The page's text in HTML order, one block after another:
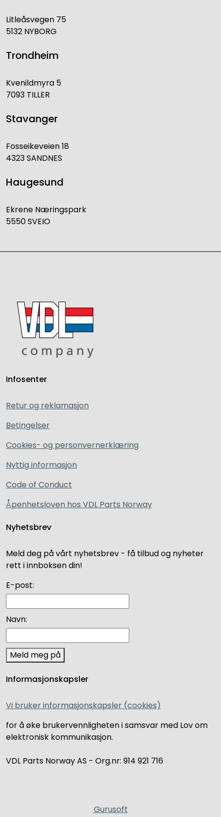
Litleåsvegen 75
5132 NYBORG
Trondheim
Kvenildmyra 5
7093 TILLER
Stavanger
Fosseikeveien 18
4323 SANDNES
Haugesund
Ekrene Næringspark
5550 SVEIO
Infosenter
Retur og reklamasjon
Betingelser
Cookies- og personvernerklæring
Nyttig informasjon
Code of Conduct
Åpenhetsloven hos VDL Parts Norway
Nyhetsbrev
Meld deg på vårt nyhetsbrev - få tilbud og nyheter
rett i innboksen din!
E-post:
Navn:
Meld meg på
Informasjonskapsler
Vi bruker informasjonskapsler (cookies)
for å øke brukervennligheten i samsvar med Lov om
elektronisk kommunikasjon.
VDL Parts Norway AS - Org.nr: 914 921 716
Gurusoft